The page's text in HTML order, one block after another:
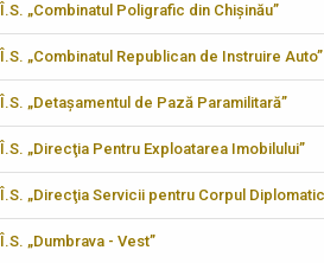
Î.S. „Combinatul Poligrafic din Chișinău”
Î.S. „Combinatul Republican de Instruire Auto”
Î.S. „Detașamentul de Pază Paramilitară”
Î.S. „Direcţia Pentru Exploatarea Imobilului”
Î.S. „Direcţia Servicii pentru Corpul
Î.S. „Dumbrava - Vest”